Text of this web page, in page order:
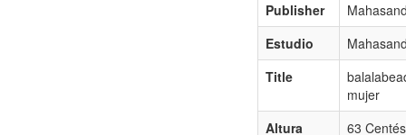
Publisher
Estudio
Title
mujer
Altura
63